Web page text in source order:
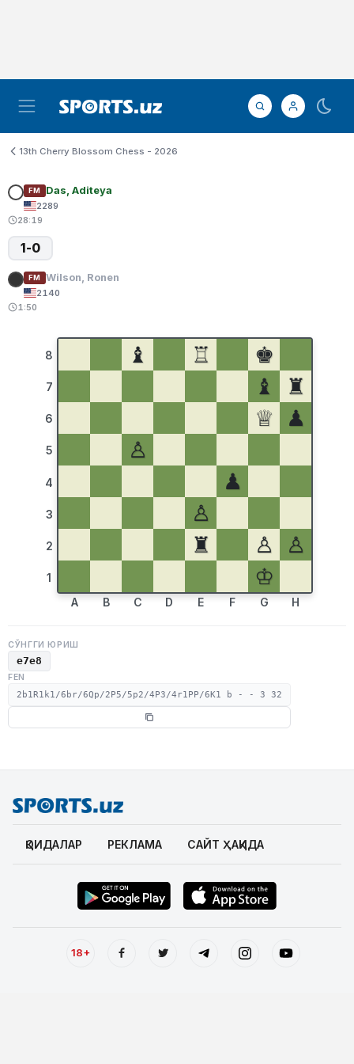
13th Cherry Blossom Chess - 2026
FM Das, Aditeya
2289
28:19
1-0
FM Wilson, Ronen
2140
1:50
8
7
6
5
4
3
2
1
♝ ♖
♚
♝
♜
♕
♟
♙
♟
♙
♜
♙
♙
♔
A B C D E F G H
СЎНГГИ ЮРИШ
e7e8
FEN
2b1R1k1/6br/6Qp/2P5/5p2/4P3/4r1PP/6K1 b - - 3 32
ҚОИДАЛАР РЕКЛАМА САЙТ ҲАҚИДА
18+